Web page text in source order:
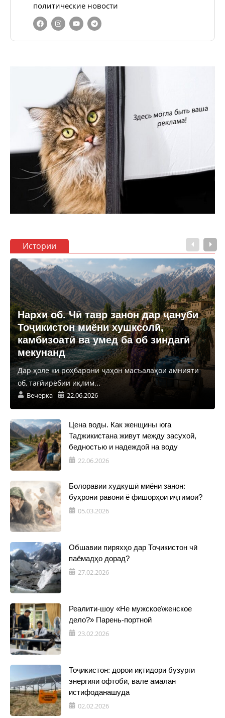
политические новости
Истории
Нархи об. Чӣ тавр занон дар ҷануби
Тоҷикистон миёни хушксолӣ,
камбизоатӣ ва умед ба об зиндагӣ
мекунанд
Дар ҳоле ки роҳбарони ҷаҳон масъалаҳои амнияти
об, тағйирёбии иқлим...
Вечерка 22.06.2026
Цена воды. Как женщины юга
Таджикистана живут между засухой,
бедностью и надеждой на воду
22.06.2026
Болоравии худкушӣ миёни занон:
бӯҳрони равонӣ ё фишорҳои иҷтимоӣ?
05.03.2026
Обшавии пиряхҳо дар Тоҷикистон чӣ
паёмадҳо дорад?
27.02.2026
Реалити-шоу «Не мужское\женское
дело?» Парень-портной
23.02.2026
Тоҷикистон: дорои иқтидори бузурги
энергияи офтобӣ, вале амалан
истифоданашуда
02.02.2026